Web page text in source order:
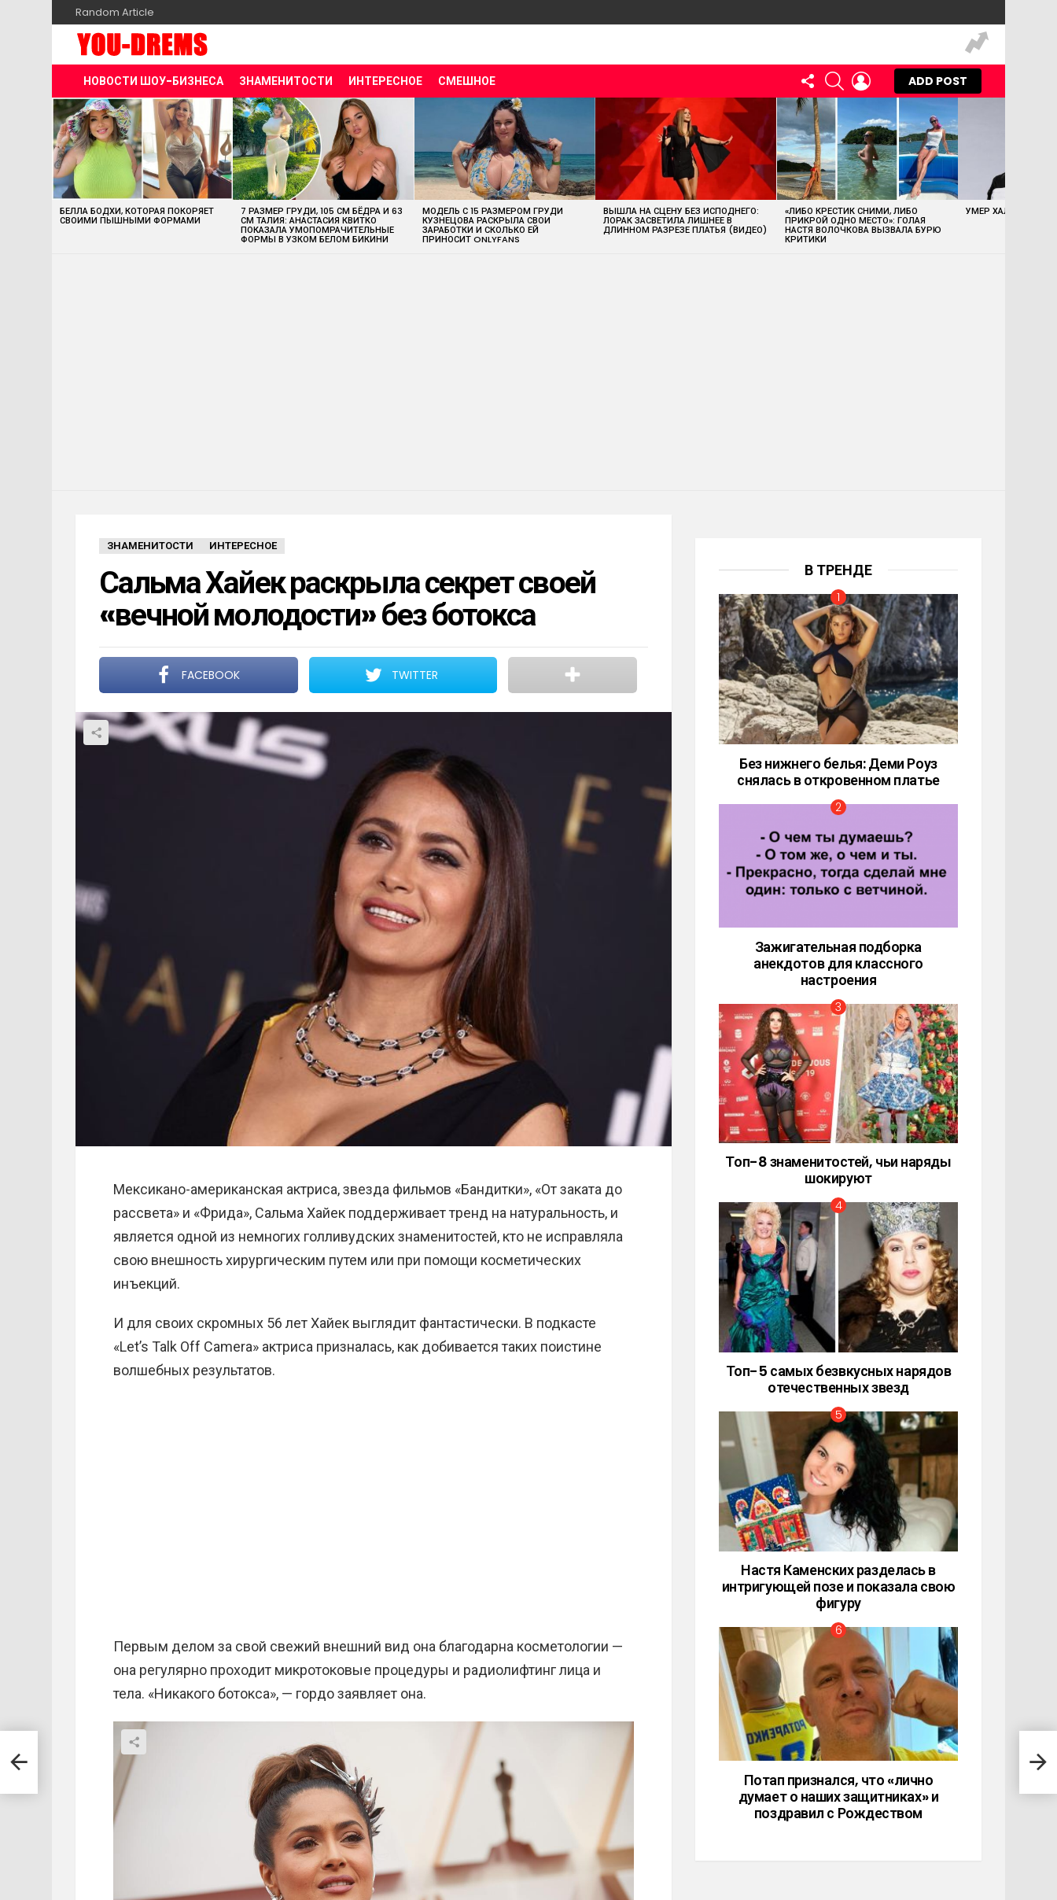
Random Article
НОВОСТИ ШОУ-БИЗНЕСА ЗНАМЕНИТОСТИ ИНТЕРЕСНОЕ СМЕШНОЕ
FOLLOW
US
SEARCHLOGIN
ADD POST
MOST
VIEWED
STORIES
БЕЛЛА БОДХИ, КОТОРАЯ ПОКОРЯЕТ
СВОИМИ ПЫШНЫМИ ФОРМАМИ
7 РАЗМЕР ГРУДИ, 105 СМ БЁДРА И 63
СМ ТАЛИЯ: АНАСТАСИЯ КВИТКО
ПОКАЗАЛА УМОПОМРАЧИТЕЛЬНЫЕ
ФОРМЫ В УЗКОМ БЕЛОМ БИКИНИ
МОДЕЛЬ С 15 РАЗМЕРОМ ГРУДИ
КУЗНЕЦОВА РАСКРЫЛА СВОИ
ЗАРАБОТКИ И СКОЛЬКО ЕЙ
ПРИНОСИТ ONLYFANS
ВЫШЛА НА СЦЕНУ БЕЗ ИСПОДНЕГО:
ЛОРАК ЗАСВЕТИЛА ЛИШНЕЕ В
ДЛИННОМ РАЗРЕЗЕ ПЛАТЬЯ (ВИДЕО)
«ЛИБО КРЕСТИК СНИМИ, ЛИБО
ПРИКРОЙ ОДНО МЕСТО»: ГОЛАЯ
НАСТЯ ВОЛОЧКОВА ВЫЗВАЛА БУРЮ
КРИТИКИ
УМЕР ХАЛК ХОГАН
ЗНАМЕНИТОСТИ ИНТЕРЕСНОЕ
Сальма Хайек раскрыла секрет своей
«вечной молодости» без ботокса
FACEBOOK TWITTER
Мексикано-американская актриса, звезда фильмов «Бандитки», «От заката до
рассвета» и «Фрида», Сальма Хайек поддерживает тренд на натуральность, и
является одной из немногих голливудских знаменитостей, кто не исправляла
свою внешность хирургическим путем или при помощи косметических
инъекций.
И для своих скромных 56 лет Хайек выглядит фантастически. В подкасте
«Let’s Talk Off Camera» актриса призналась, как добивается таких поистине
волшебных результатов.
Первым делом за свой свежий внешний вид она благодарна косметологии —
она регулярно проходит микротоковые процедуры и радиолифтинг лица и
тела. «Никакого ботокса», — гордо заявляет она.
В ТРЕНДЕ
Без нижнего белья: Деми Роуз
снялась в откровенном платье
Зажигательная подборка
анекдотов для классного
настроения
Топ-8 знаменитостей, чьи наряды
шокируют
Топ-5 самых безвкусных нарядов
отечественных звезд
Настя Каменских разделась в
интригующей позе и показала свою
фигуру
Потап признался, что «лично
думает о наших защитниках» и
поздравил с Рождеством